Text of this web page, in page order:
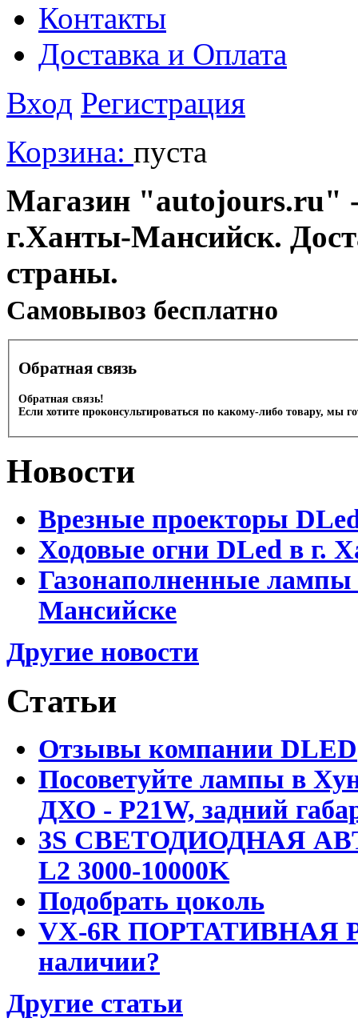
Контакты
Доставка и Оплата
Вход Регистрация
Корзина: пуста
Магазин "autojours.ru" -
г.Ханты-Мансийск.
страны.
Cамовывоз бесплатно
Обратная связь
Обратная связь!
Если хотите проконсультироваться по какому-либо товару, мы
Новости
Врезные проекторы
Ходовые огни DLed в г.
Газонаполненные
Мансийске
Другие новости
Статьи
Отзывы компании DLED
Посоветуйте лампы в
ДХО - P21W, задний
3S СВЕТОДИОДНАЯ
L2 3000-10000K
Подобрать цоколь
VX-6R ПОРТАТИВНАЯ
наличии?
Другие статьи